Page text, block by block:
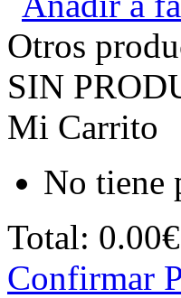
Otros
SIN
Mi Carrito
No tiene
Total: 0.00€
Confirmar